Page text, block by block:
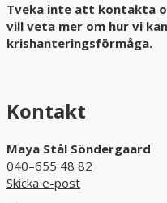
Tveka inte att kontakta
vill veta mer om hur vi
krishanteringsförmåga.
Kontakt
Maya Stål Söndergaard
040–655 48 82
Skicka e-post